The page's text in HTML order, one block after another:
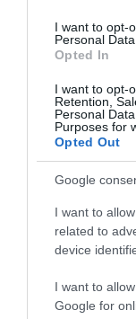
I want to opt-
Personal
Opted In
I want to opt-
Retention,
Personal
Purposes for
Opted Out
Google
I want to
related to
device
I want to
Google for